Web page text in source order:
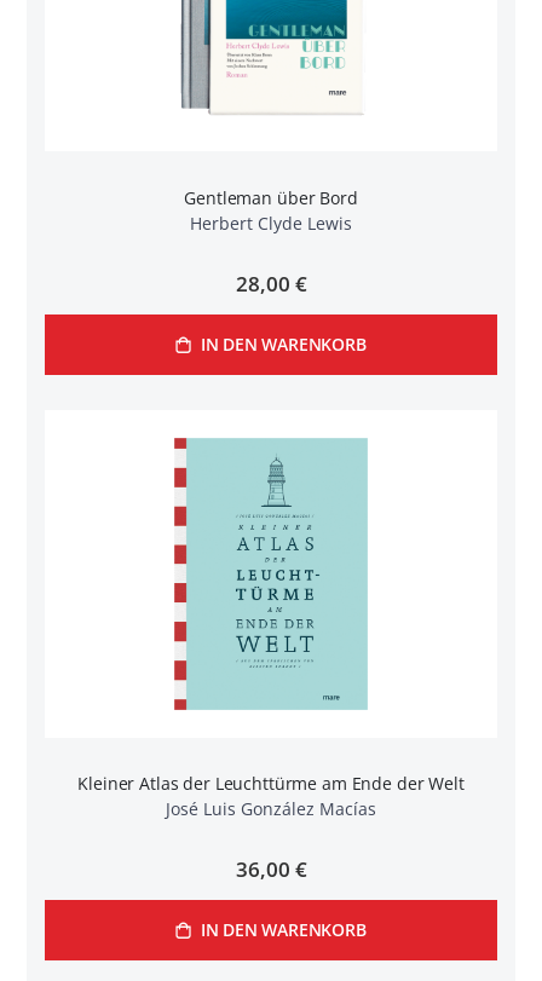
Gentleman über Bord
Herbert Clyde Lewis
28,00 €
IN DEN WARENKORB
Kleiner Atlas der Leuchttürme am Ende der Welt
José Luis González Macías
36,00 €
IN DEN WARENKORB